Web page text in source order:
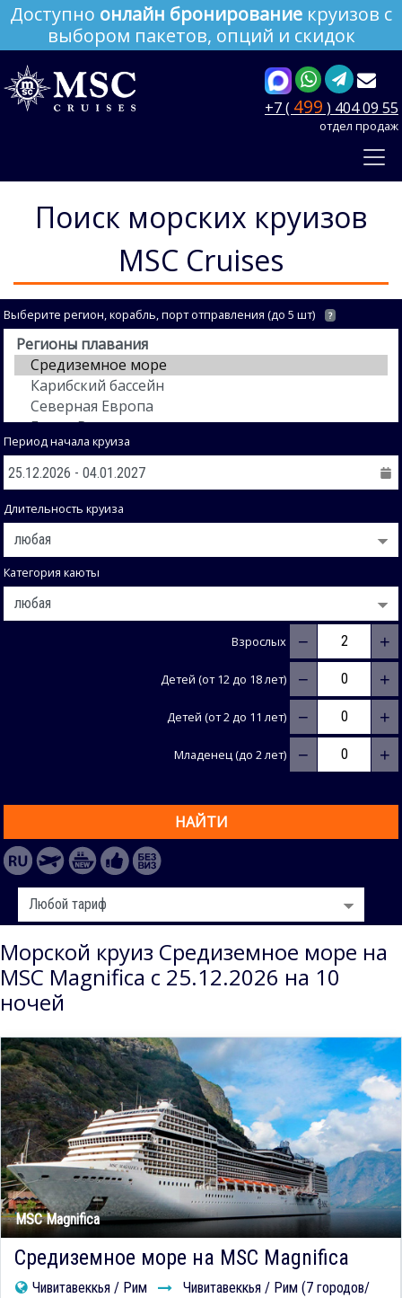
Доступно онлайн бронирование круизов с
выбором пакетов, опций и скидок
+7 ( 499 ) 404 09 55
отдел продаж
Поиск морских круизов
MSC Cruises
Выберите регион, корабль, порт отправления (до 5 шт) ?
Период начала круиза
Длительность круиза
Категория каюты
Взрослых − +
Детей (от 12 до 18 лет) − +
Детей (от 2 до 11 лет) − +
Младенец (до 2 лет) − +
НАЙТИ
Морской круиз Средиземное море на
MSC Magnifica с 25.12.2026 на 10
ночей
MSC Magnifica
Средиземное море на MSC Magnifica
Чивитавеккья / Рим
Чивитавеккья / Рим (7 городов/